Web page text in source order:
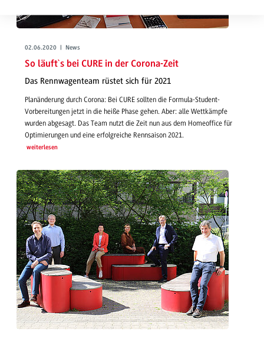
02.06.2020 | News
So läuft`s bei CURE in der Corona-Zeit
Das Rennwagenteam rüstet sich für 2021
Planänderung durch Corona: Bei CURE sollten die Formula-Student-
Vorbereitungen jetzt in die heiße Phase gehen. Aber: alle Wettkämpfe
wurden abgesagt. Das Team nutzt die Zeit nun aus dem Homeoffice für
Optimierungen und eine erfolgreiche Rennsaison 2021.
weiterlesen